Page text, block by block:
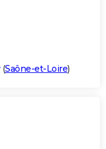
(Saône-et-Loire)